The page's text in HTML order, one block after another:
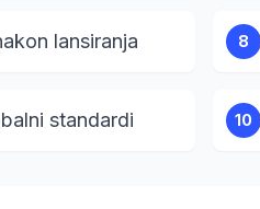
lansiranja 8
standardi 10